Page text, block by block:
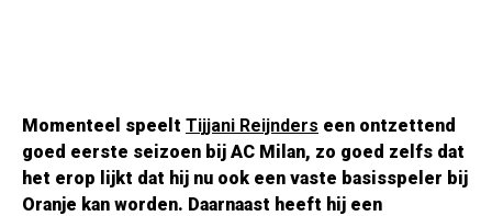
Momenteel speelt Tijjani Reijnders een ontzettend
goed eerste seizoen bij AC Milan, zo goed zelfs dat
het erop lijkt dat hij nu ook een vaste basisspeler bij
Oranje kan worden. Daarnaast heeft hij een